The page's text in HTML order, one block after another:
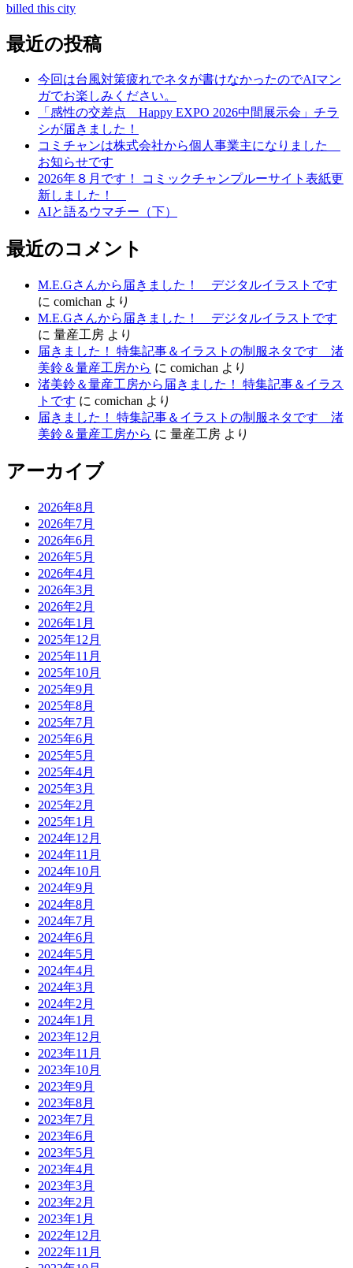
ナ
ビ
稿:
の
稿:
billed this city
最近の投稿
今回は台風対策疲れでネタが書けなかったのでAIマン
ガでお楽しみください。
「感性の交差点 Happy EXPO 2026中間展示会」チラ
シが届きました！
コミチャンは株式会社から個人事業主になりました
お知らせです
2026年８月です！ コミックチャンプルーサイト表紙更
新しました！
AIと語るウマチー（下）
最近のコメント
M.E.Gさんから届きました！ デジタルイラストです
に comichan より
M.E.Gさんから届きました！ デジタルイラストです
に 量産工房 より
届きました！ 特集記事＆イラストの制服ネタです 渚
美鈴＆量産工房から に comichan より
渚美鈴＆量産工房から届きました！ 特集記事＆イラス
トです に comichan より
届きました！ 特集記事＆イラストの制服ネタです 渚
美鈴＆量産工房から に 量産工房 より
アーカイブ
2026年8月
2026年7月
2026年6月
2026年5月
2026年4月
2026年3月
2026年2月
2026年1月
2025年12月
2025年11月
2025年10月
2025年9月
2025年8月
2025年7月
2025年6月
2025年5月
2025年4月
2025年3月
2025年2月
2025年1月
2024年12月
2024年11月
2024年10月
2024年9月
2024年8月
2024年7月
2024年6月
2024年5月
2024年4月
2024年3月
2024年2月
2024年1月
2023年12月
2023年11月
2023年10月
2023年9月
2023年8月
2023年7月
2023年6月
2023年5月
2023年4月
2023年3月
2023年2月
2023年1月
2022年12月
2022年11月